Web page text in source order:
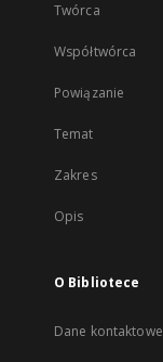
Twórca
Współtwórca
Powiązanie
Temat
Zakres
Opis
O Bibliotece
Dane kontaktowe